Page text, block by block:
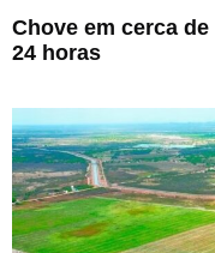
Chove em cerca
24 horas